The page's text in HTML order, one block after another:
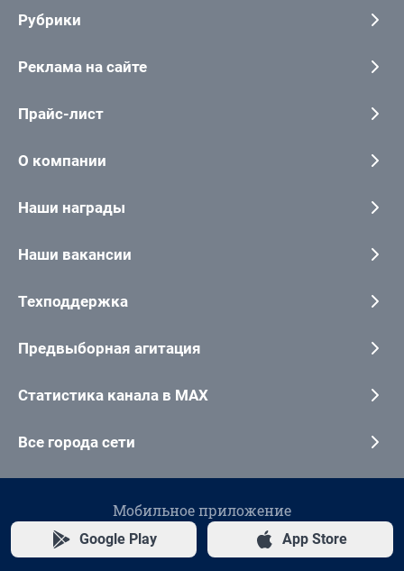
Рубрики
Реклама на сайте
Прайс-лист
О компании
Наши награды
Наши вакансии
Техподдержка
Предвыборная агитация
Статистика канала в MAX
Все города сети
Мобильное приложение
Google Play App Store